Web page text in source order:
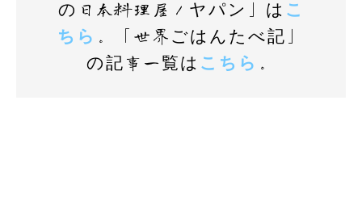
の日本料理屋／ヤパン」は こ
ちら 。「世界ごはんたべ記」
の記事一覧は こちら 。